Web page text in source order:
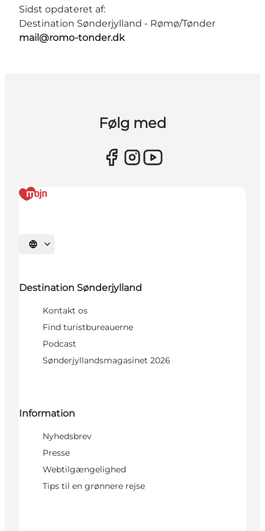
Sidst opdateret af:
Destination Sønderjylland - Rømø/Tønder
mail@romo-tonder.dk
Følg med
Vælg sprog
Destination Sønderjylland
Kontakt os
Find turistbureauerne
Podcast
Sønderjyllandsmagasinet 2026
Information
Nyhedsbrev
Presse
Webtilgængelighed
Tips til en grønnere rejse